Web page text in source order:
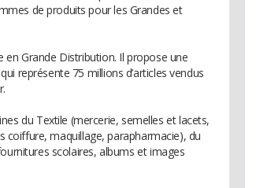
de produits pour les Grandes et
en Grande Distribution. Il propose une
représente 75 millions d’articles vendus
du Textile (mercerie, semelles et lacets,
coiffure, maquillage, parapharmacie), du
scolaires, albums et images